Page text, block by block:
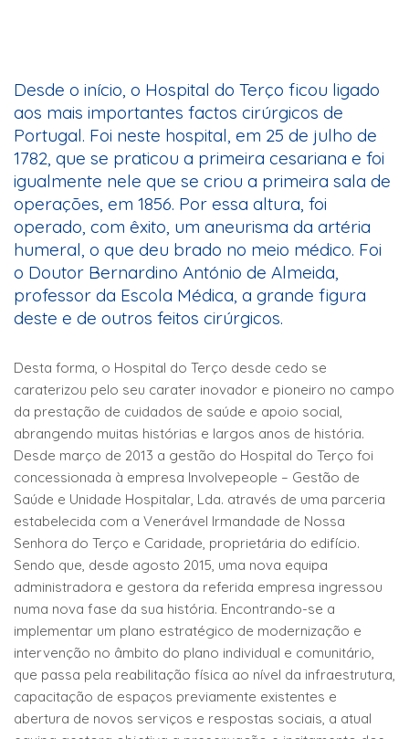
Desde o início, o Hospital do Terço ficou ligado
aos mais importantes factos cirúrgicos de
Portugal. Foi neste hospital, em 25 de julho de
1782, que se praticou a primeira cesariana e foi
igualmente nele que se criou a primeira sala de
operações, em 1856. Por essa altura, foi
operado, com êxito, um aneurisma da artéria
humeral, o que deu brado no meio médico. Foi
o Doutor Bernardino António de Almeida,
professor da Escola Médica, a grande figura
deste e de outros feitos cirúrgicos.
Desta forma, o Hospital do Terço desde cedo se
caraterizou pelo seu carater inovador e pioneiro no campo
da prestação de cuidados de saúde e apoio social,
abrangendo muitas histórias e largos anos de história.
Desde março de 2013 a gestão do Hospital do Terço foi
concessionada à empresa Involvepeople – Gestão de
Saúde e Unidade Hospitalar, Lda. através de uma parceria
estabelecida com a Venerável Irmandade de Nossa
Senhora do Terço e Caridade, proprietária do edifício.
Sendo que, desde agosto 2015, uma nova equipa
administradora e gestora da referida empresa ingressou
numa nova fase da sua história. Encontrando-se a
implementar um plano estratégico de modernização e
intervenção no âmbito do plano individual e comunitário,
que passa pela reabilitação física ao nível da infraestrutura,
capacitação de espaços previamente existentes e
abertura de novos serviços e respostas sociais, a atual